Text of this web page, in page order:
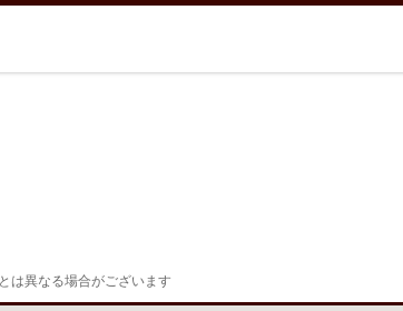
は異なる場合がございます